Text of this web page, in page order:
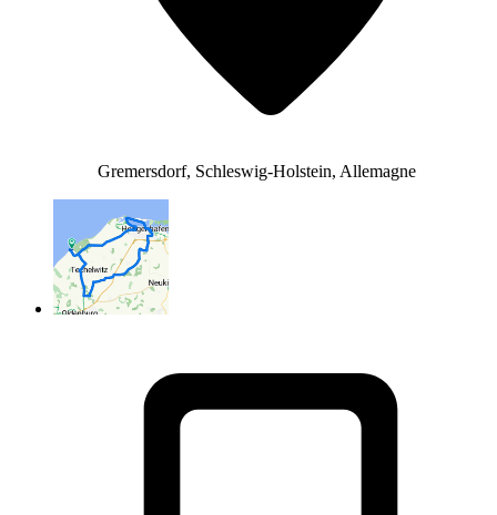
Gremersdorf, Schleswig-Holstein, Allemagne